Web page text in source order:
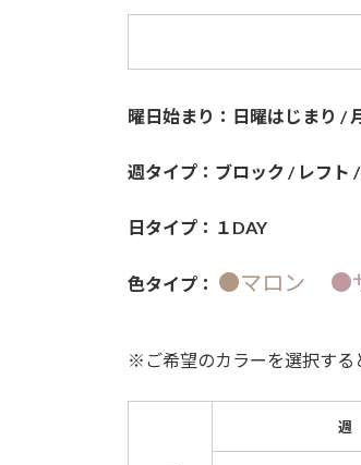
曜日始まり：日曜はじまり /
週タイプ：ブロック / レフト
日タイプ：１DAY
色タイプ： ●マロン ●
※ご希望のカラーを選択する
週